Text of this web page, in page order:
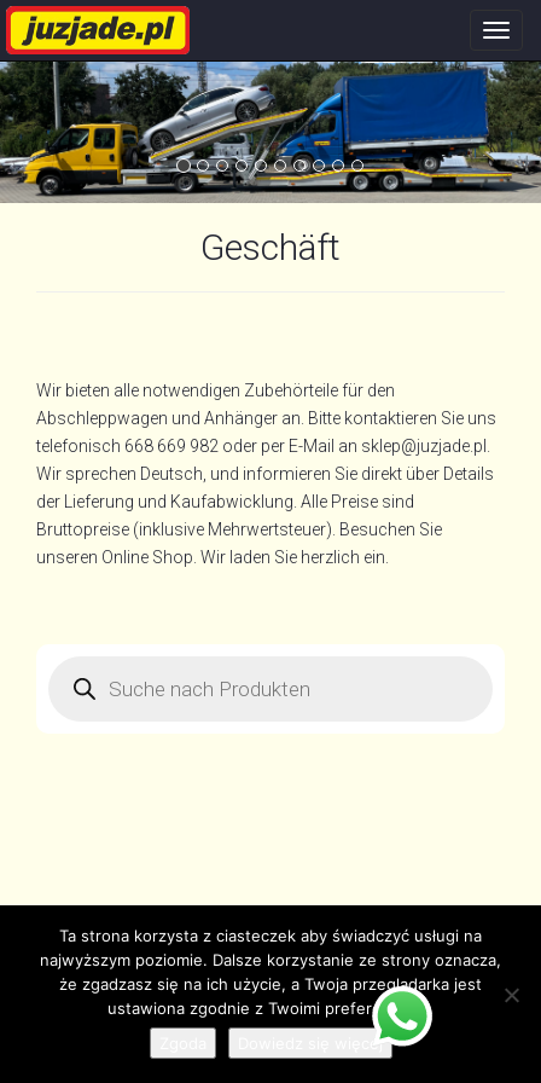
Geschäft
Wir bieten alle notwendigen Zubehörteile für den
Abschleppwagen und Anhänger an. Bitte kontaktieren Sie uns
telefonisch 668 669 982 oder per E-Mail an sklep@juzjade.pl.
Wir sprechen Deutsch, und informieren Sie direkt über Details
der Lieferung und Kaufabwicklung. Alle Preise sind
Bruttopreise (inklusive Mehrwertsteuer). Besuchen Sie
unseren Online Shop. Wir laden Sie herzlich ein.
search
© Copyright juzjade.pl 2025
Ta strona korzysta z ciasteczek aby świadczyć usługi na
najwyższym poziomie. Dalsze korzystanie ze strony oznacza,
że zgadzasz się na ich użycie, a Twoja przeglądarka jest
ustawiona zgodnie z Twoimi preferencjami.
Dowiedz się więcej